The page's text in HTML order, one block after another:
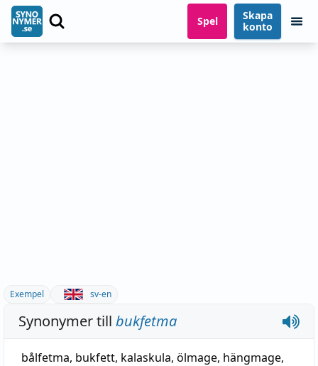
Spel
Skapa
konto
Exempel sv-en
Synonymer till bukfetma
bålfetma, bukfett, kalaskula, ölmage, hängmage,